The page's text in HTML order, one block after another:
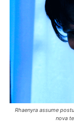
Rhaenyra assume
nova